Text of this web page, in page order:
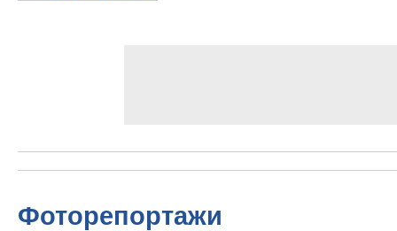
Фоторепортажи